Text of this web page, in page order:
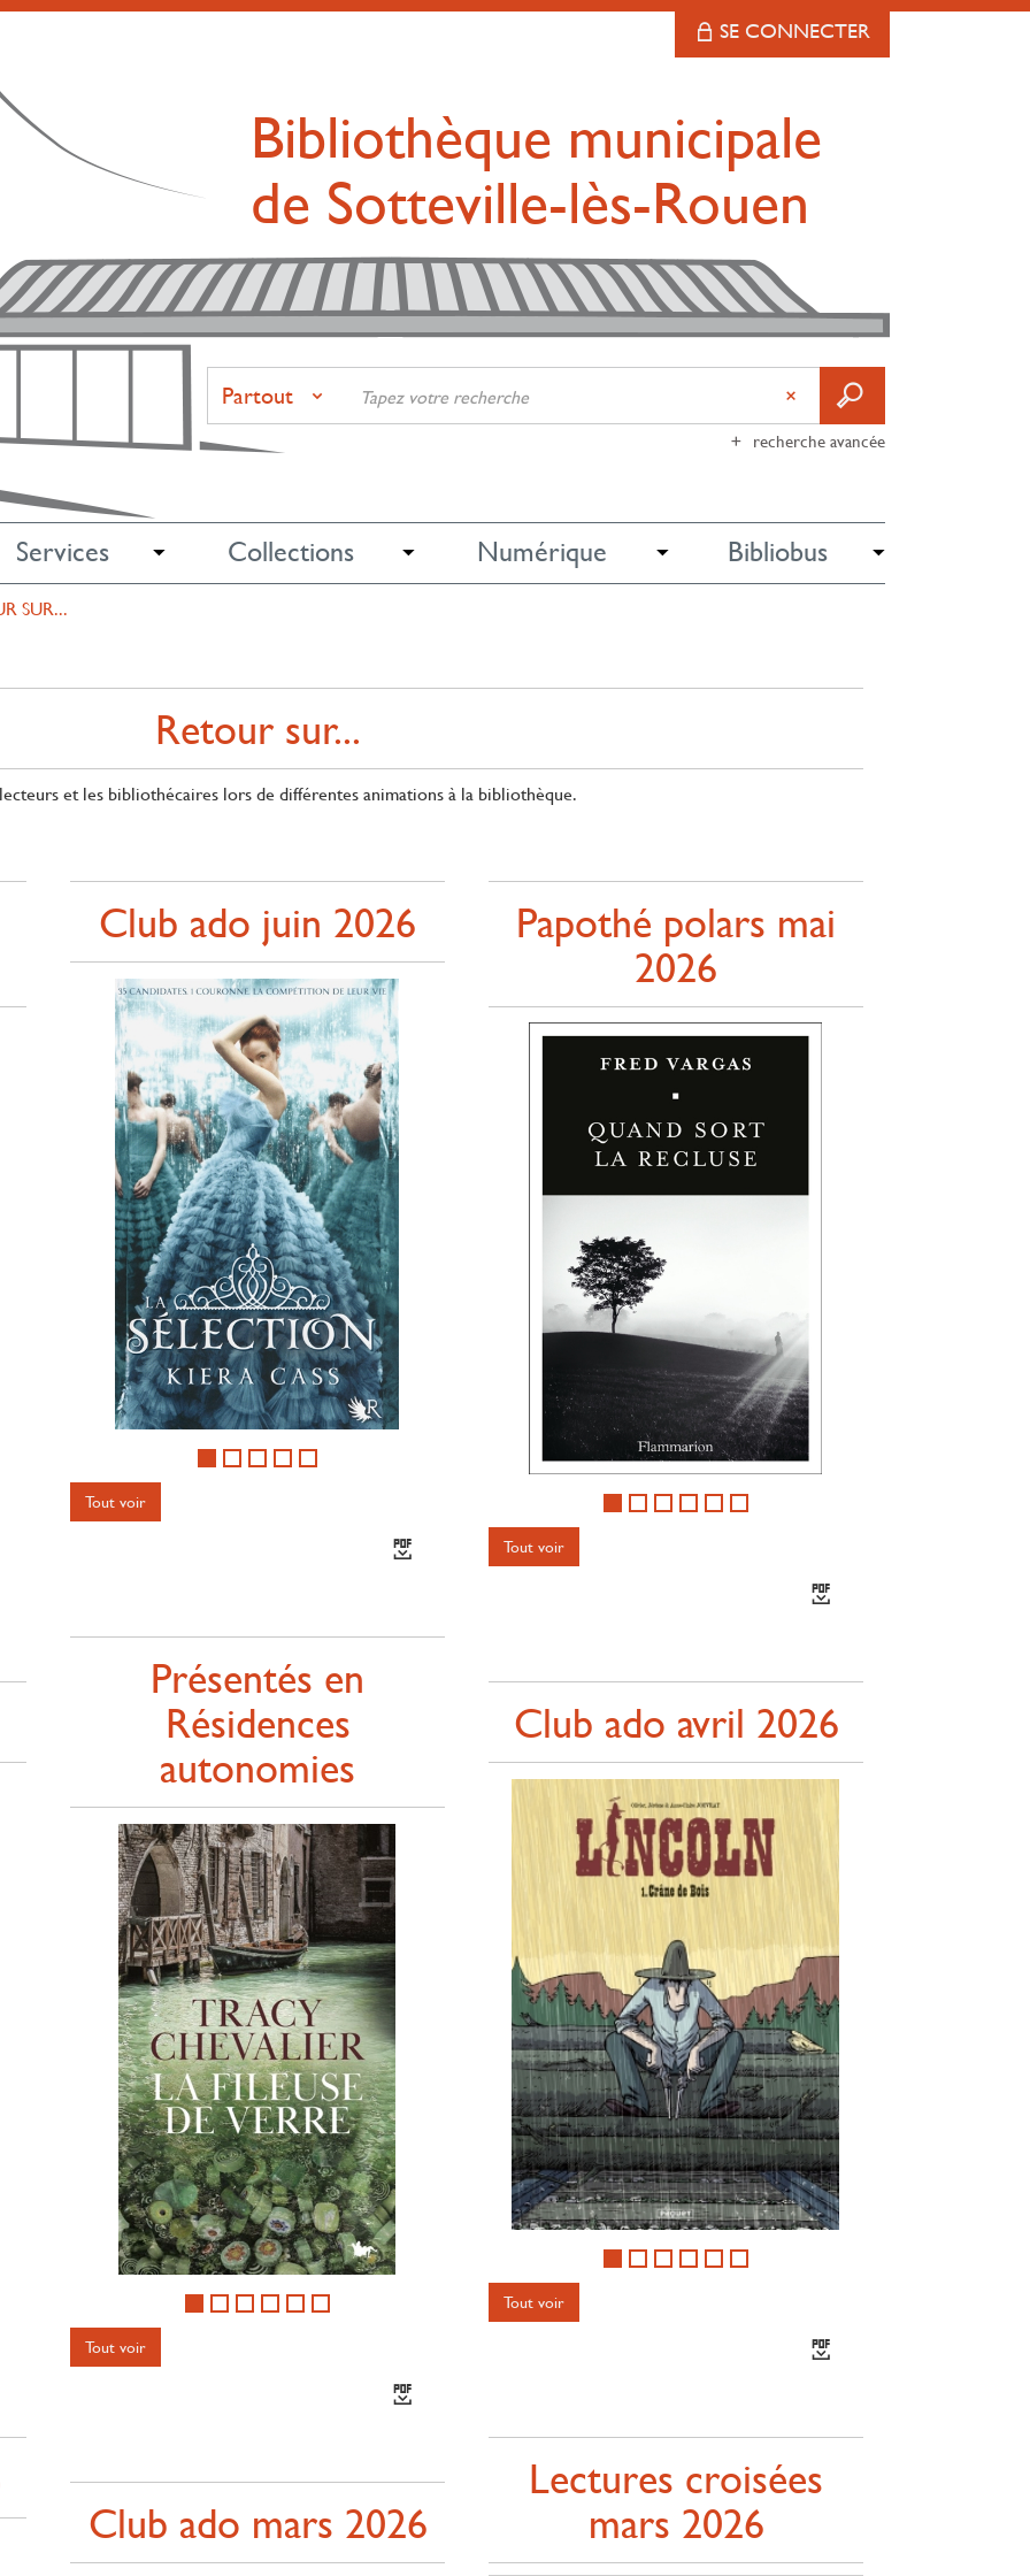
SE CONNECTER
Bibliothèque municipale
de Sotteville-lès-Rouen
Partout
recherche avancée
SUR...
Services Collections Numérique Bibliobus
Retour sur...
et les bibliothécaires lors de différentes animations à la bibliothèque.
Club ado juin 2026
Tout voir
Présentés en
Résidences
autonomies
Tout voir
Club ado mars 2026
Papothé polars mai
2026
Tout voir
Club ado avril 2026
Tout voir
Lectures croisées
mars 2026